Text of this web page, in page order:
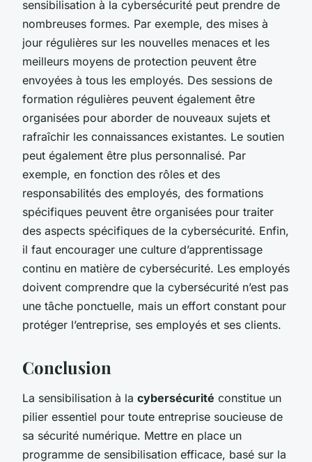
sensibilisation à la cybersécurité peut prendre de
nombreuses formes. Par exemple, des mises à
jour régulières sur les nouvelles menaces et les
meilleurs moyens de protection peuvent être
envoyées à tous les employés. Des sessions de
formation régulières peuvent également être
organisées pour aborder de nouveaux sujets et
rafraîchir les connaissances existantes. Le soutien
peut également être plus personnalisé. Par
exemple, en fonction des rôles et des
responsabilités des employés, des formations
spécifiques peuvent être organisées pour traiter
des aspects spécifiques de la cybersécurité. Enfin,
il faut encourager une culture d’apprentissage
continu en matière de cybersécurité. Les employés
doivent comprendre que la cybersécurité n’est pas
une tâche ponctuelle, mais un effort constant pour
protéger l’entreprise, ses employés et ses clients.
Conclusion
La sensibilisation à la cybersécurité constitue un
pilier essentiel pour toute entreprise soucieuse de
sa sécurité numérique. Mettre en place un
programme de sensibilisation efficace, basé sur la